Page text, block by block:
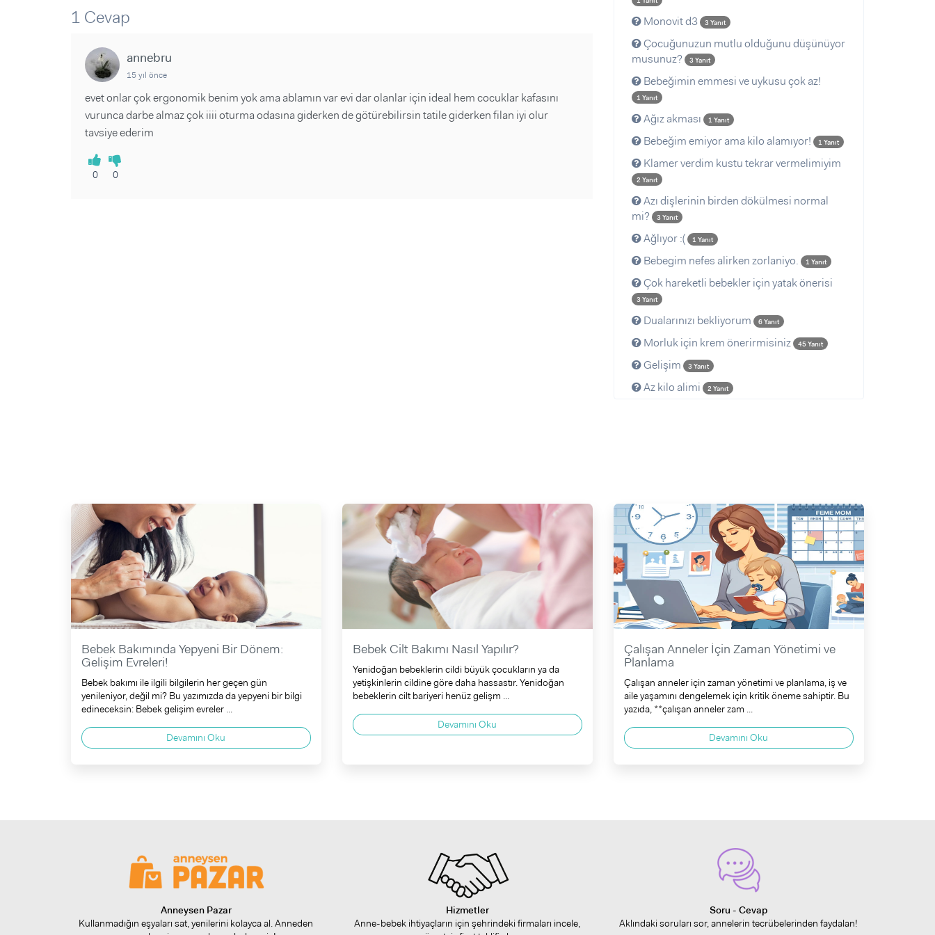
Makaleler
Videolar
1 Cevap
annebru
15 yıl önce
evet onlar çok ergonomik benim yok ama ablamın var evi dar olanlar için ideal hem cocuklar kafasını
vurunca darbe almaz çok iiii oturma odasına giderken de götürebilirsin tatile giderken filan iyi olur
tavsiye ederim
0 0
Monovit d3 3 Yanıt
Çocuğunuzun mutlu olduğunu düşünüyor
musunuz?
3 Yanıt
Bebeğimin emmesi ve uykusu çok az!
1 Yanıt
Ağız akması 1 Yanıt
Bebeğim emiyor ama kilo alamıyor! 1 Yanıt
Klamer verdim kustu tekrar vermelimiyim
2 Yanıt
Azı dişlerinin birden dökülmesi normal
mi?
3 Yanıt
Ağlıyor :( 1 Yanıt
Bebegim nefes alirken zorlaniyo. 1 Yanıt
Çok hareketli bebekler için yatak önerisi
3 Yanıt
Dualarınızı bekliyorum 6 Yanıt
Morluk için krem önerirmisiniz 45 Yanıt
Gelişim 3 Yanıt
Az kilo alimi 2 Yanıt
Bebek Bakımında Yepyeni Bir Dönem:
Gelişim Evreleri!
Bebek bakımı ile ilgili bilgilerin her geçen gün
yenileniyor, değil mi? Bu yazımızda da yepyeni bir bilgi
edineceksin: Bebek gelişim evreler ...
Devamını Oku
Bebek Cilt Bakımı Nasıl Yapılır?
Yenidoğan bebeklerin cildi büyük çocukların ya da
yetişkinlerin cildine göre daha hassastır. Yenidoğan
bebeklerin cilt bariyeri henüz gelişm ...
Devamını Oku
Çalışan Anneler İçin Zaman Yönetimi ve
Planlama
Çalışan anneler için zaman yönetimi ve planlama, iş ve
aile yaşamını dengelemek için kritik öneme sahiptir. Bu
yazıda, **çalışan anneler zam ...
Devamını Oku
Anneysen Pazar
Kullanmadığın eşyaları sat, yenilerini kolayca al. Anneden
Hizmetler
Anne-bebek ihtiyaçların için şehrindeki firmaları incele,
Soru - Cevap
Aklındaki soruları sor, annelerin tecrübelerinden faydalan!